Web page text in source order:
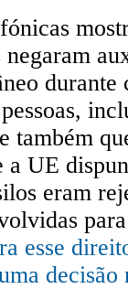
durante
também
UE
eram
esse
decisão